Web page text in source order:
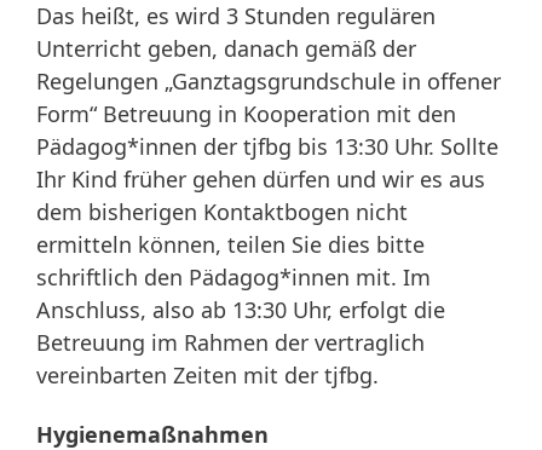
Das heißt, es wird 3 Stunden regulären
Unterricht geben, danach gemäß der
Regelungen „Ganztagsgrundschule in offener
Form“ Betreuung in Kooperation mit den
Pädagog*innen der tjfbg bis 13:30 Uhr. Sollte
Ihr Kind früher gehen dürfen und wir es aus
dem bisherigen Kontaktbogen nicht
ermitteln können, teilen Sie dies bitte
schriftlich den Pädagog*innen mit. Im
Anschluss, also ab 13:30 Uhr, erfolgt die
Betreuung im Rahmen der vertraglich
vereinbarten Zeiten mit der tjfbg.
Hygienemaßnahmen